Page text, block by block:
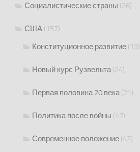
Социалистические страны (26)
США (157)
Конституционное развитие (13)
Новый курс Рузвельта(24)
Первая половина 20 века(21)
Политика после войны (47)
Современное положение (42)